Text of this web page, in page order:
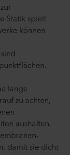
Statik spielt
können
lange
zu achten,
aushalten.
damit sie dicht